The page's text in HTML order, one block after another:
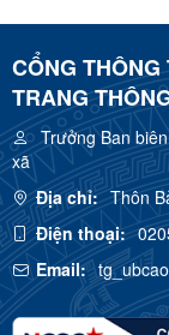
CỔNG
TRANG
Trưởng Ban
xã
Địa chỉ: Thôn
Điện thoại:
Email: